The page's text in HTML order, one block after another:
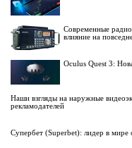
Современные
влияние на
Oculus Quest 3:
Наши взгляды на наружные
рекламодателей
Супербет (Superbet): лидер в мире